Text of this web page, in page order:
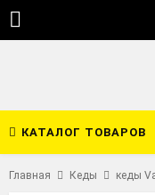
КАТАЛОГ ТОВАРОВ
Главная Кеды кеды